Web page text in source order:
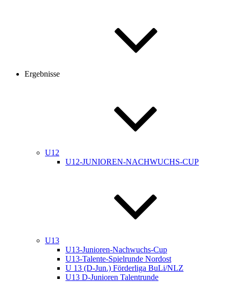
Ergebnisse
U12
U12-JUNIOREN-NACHWUCHS-CUP
U13
U13-Junioren-Nachwuchs-Cup
U13-Talente-Spielrunde Nordost
U 13 (D-Jun.) Förderliga BuLi/NLZ
U13 D-Junioren Talentrunde